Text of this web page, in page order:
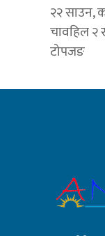
२२ साउन,
चावहिल २
टोपजङ